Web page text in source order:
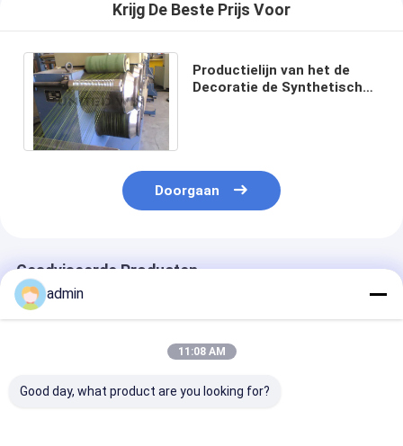
Krijg De Beste Prijs Voor
Productielijn van het de
Decoratie de Synthetische
Doorgaan
Geadviseerde Producten
admin
11:08 AM
Good day, what product are you looking for?